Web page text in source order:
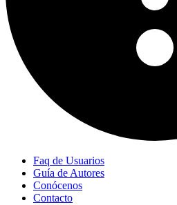
Faq de Usuarios
Guía de Autores
Conócenos
Contacto